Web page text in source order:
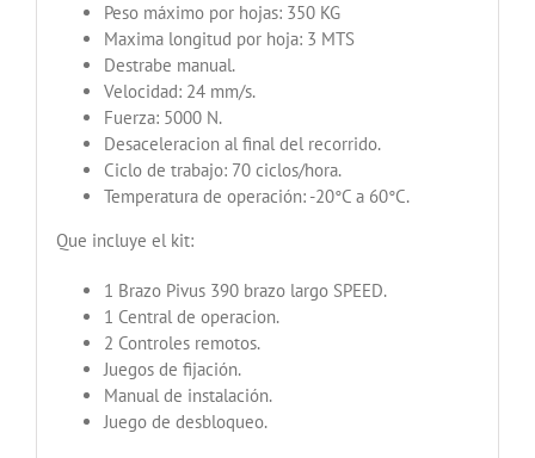
Peso máximo por hojas: 350 KG
Maxima longitud por hoja: 3 MTS
Destrabe manual.
Velocidad: 24 mm/s.
Fuerza: 5000 N.
Desaceleracion al final del recorrido.
Ciclo de trabajo: 70 ciclos/hora.
Temperatura de operación: -20°C a 60°C.
Que incluye el kit:
1 Brazo Pivus 390 brazo largo SPEED.
1 Central de operacion.
2 Controles remotos.
Juegos de fijación.
Manual de instalación.
Juego de desbloqueo.